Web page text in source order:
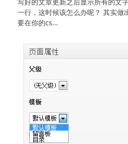
一行，这时候该怎么办呢？ 其实做
要在你的cs…